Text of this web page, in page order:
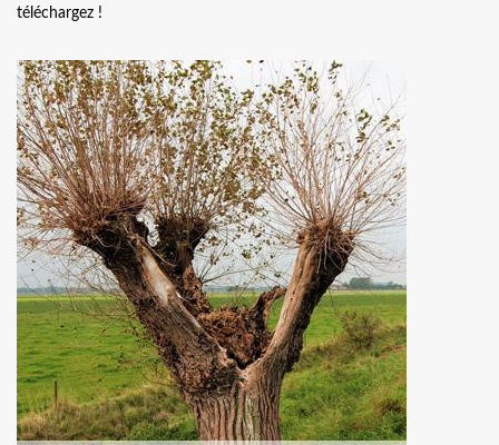
téléchargez !